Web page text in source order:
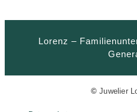
Lorenz –
© Juwelier